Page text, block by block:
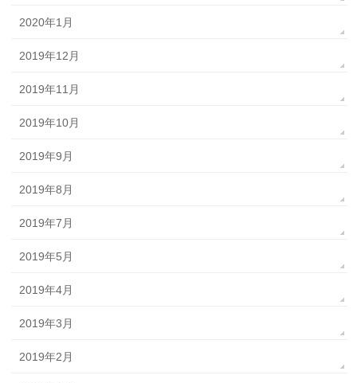
2020年1月
2019年12月
2019年11月
2019年10月
2019年9月
2019年8月
2019年7月
2019年5月
2019年4月
2019年3月
2019年2月